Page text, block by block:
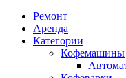
Ремонт
Аренда
Категории
Кофемашины